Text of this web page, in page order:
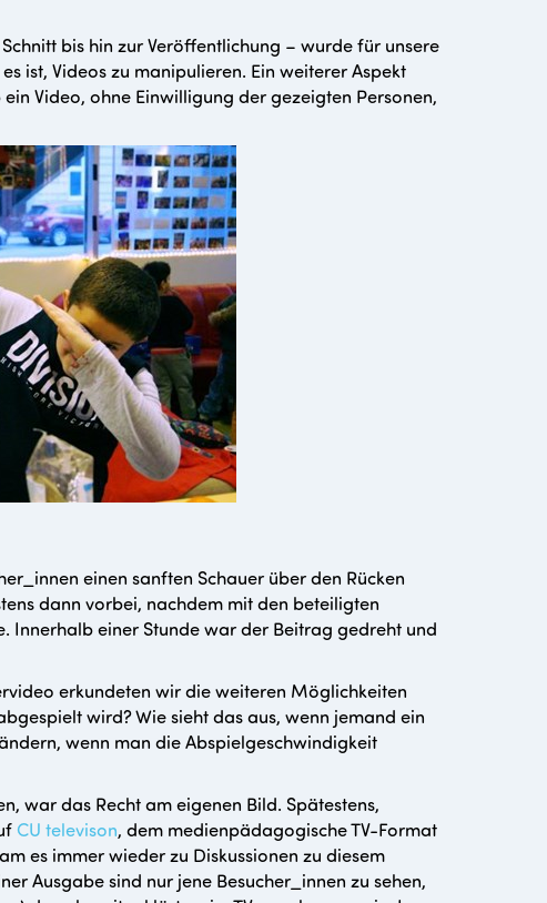
bis hin zur Veröffentlichung – wurde für unsere
ist, Videos zu manipulieren. Ein weiterer Aspekt
Video, ohne Einwilligung der gezeigten Personen,
einen sanften Schauer über den Rücken
dann vorbei, nachdem mit den beteiligten
Innerhalb einer Stunde war der Beitrag gedreht und
erkundeten wir die weiteren Möglichkeiten
wird? Wie sieht das aus, wenn jemand ein
wenn man die Abspielgeschwindigkeit
war das Recht am eigenen Bild. Spätestens,
CU televison, dem medienpädagogische TV-Format
es immer wieder zu Diskussionen zu diesem
Ausgabe sind nur jene Besucher_innen zu sehen,